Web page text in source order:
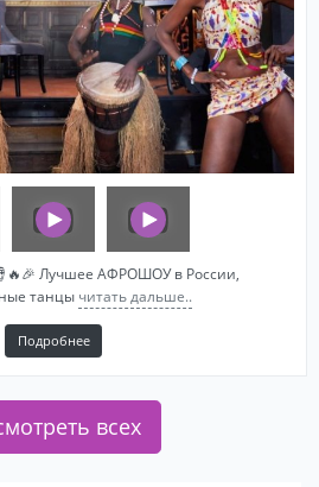
Лучшее АФРОШОУ в России,
танцы читать дальше..
Подробнее
всех